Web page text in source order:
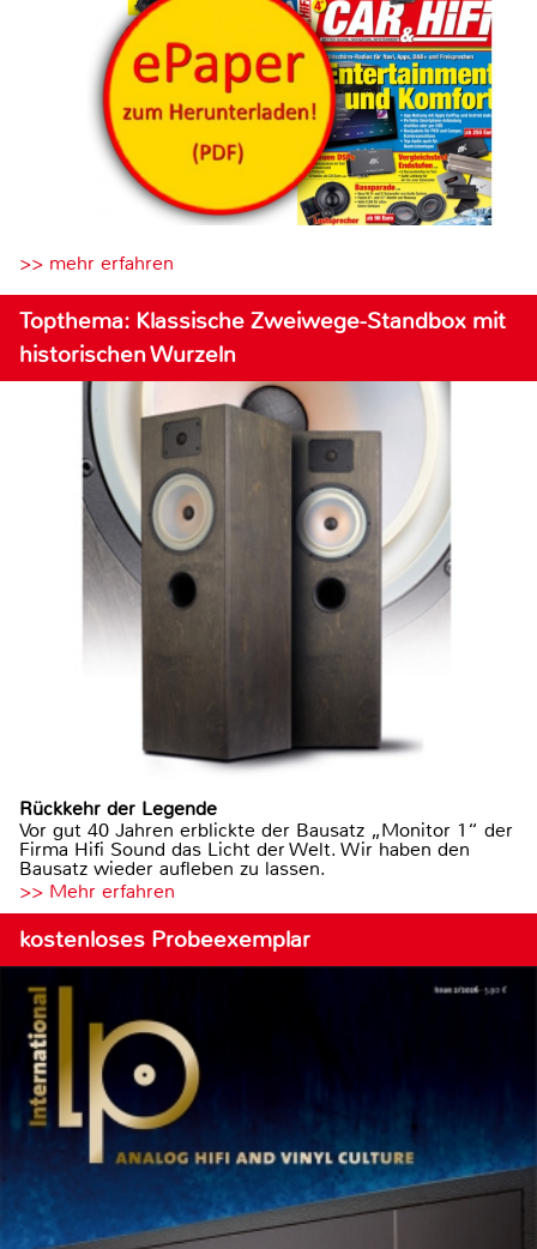
>> mehr erfahren
Topthema: Klassische Zweiwege-Standbox mit
historischen Wurzeln
Rückkehr der Legende
Vor gut 40 Jahren erblickte der Bausatz „Monitor 1“ der
Firma Hifi Sound das Licht der Welt. Wir haben den
Bausatz wieder aufleben zu lassen.
>> Mehr erfahren
kostenloses Probeexemplar